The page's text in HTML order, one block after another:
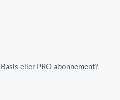
eller PRO abonnement?